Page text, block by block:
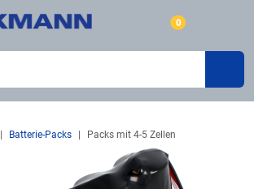
0
Batterie-Packs Packs mit 4-5 Zellen